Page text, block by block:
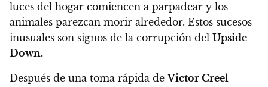
luces del hogar comiencen a parpadear y los
animales parezcan morir alrededor. Estos sucesos
inusuales son signos de la corrupción del Upside
Down.
Después de una toma rápida deVictor Creel